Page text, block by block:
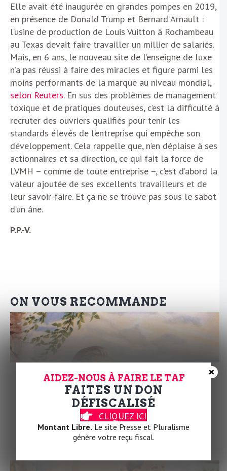
Elle avait été inaugurée en grandes pompes en 2019,
en présence de Donald Trump et Bernard Arnault :
l’usine de production de Louis Vuitton à Rochambeau
au Texas devait faire travailler un millier de salariés.
Mais, en 6 ans, le nouveau site de l’enseigne de luxe
n’a pas réussi à faire des miracles et figure parmi les
moins performants de la marque au niveau mondial,
selon Reuters. En sus des problèmes de management
toxique et de pratiques douteuses, c’est la difficulté à
recruter des ouvriers qualifiés pour tenir les
standards élevés de l’entreprise qui empêche son
développement. Cela rappelle que, n’en déplaise à ses
actionnaires et sa direction, ce qui fait la force de
LVMH – comme de toute entreprise –, c’est d’abord la
valeur ajoutée de ses excellents travailleurs et de
leur savoir-faire. Et ça ne se trouve pas sous le sabot
d’un âne.
P.P.-V.
ON VOUS RECOMMANDE
AIDEZ-NOUS À FAIRE LE TAF
FAITES UN DON
DÉFISCALISÉ
CLIQUEZ ICI
Montant Libre. Le site Presse et Pluralisme
génère votre reçu fiscal.
×